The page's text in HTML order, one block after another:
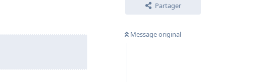
Partager
Message original